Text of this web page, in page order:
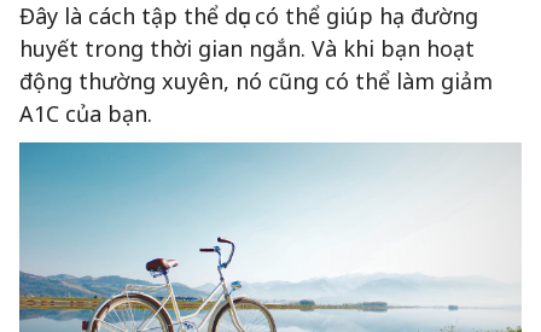
Đây là cách tập thể dục có thể giúp hạ đường
huyết trong thời gian ngắn. Và khi bạn hoạt
động thường xuyên, nó cũng có thể làm giảm
A1C của bạn.